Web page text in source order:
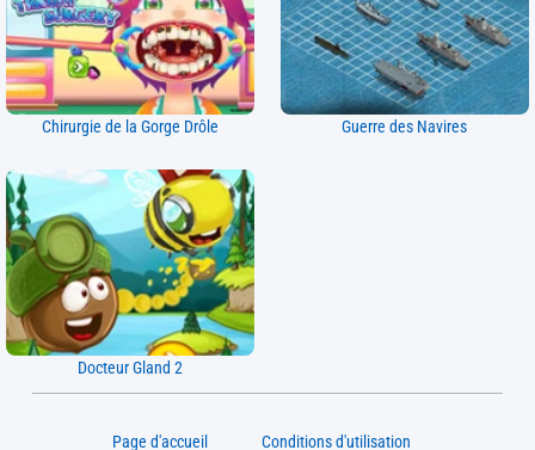
Chirurgie de la Gorge Drôle Guerre des Navires
Docteur Gland 2
Page d'accueil Conditions d'utilisation